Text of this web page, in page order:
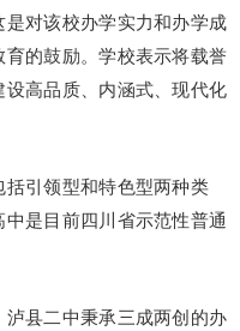
对该校办学实力和办学成
的鼓励。学校表示将载誉
高品质、内涵式、现代化
引领型和特色型两种类
是目前四川省示范性普通
县二中秉承三成两创的办